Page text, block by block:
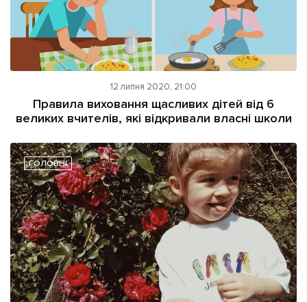
12 липня 2020, 21:00
Правила виховання щасливих дітей від 6
великих вчителів, які відкривали власні школи
ГОЛОВНІ